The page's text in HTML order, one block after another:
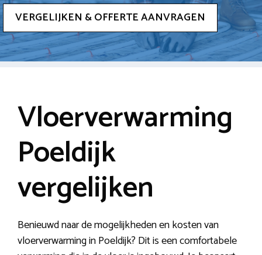
VERGELIJKEN & OFFERTE AANVRAGEN
Vloerverwarming
Poeldijk
vergelijken
Benieuwd naar de mogelijkheden en kosten van
vloerverwarming in Poeldijk? Dit is een comfortabele